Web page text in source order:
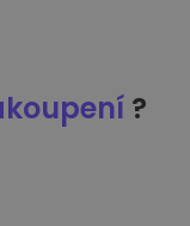
?